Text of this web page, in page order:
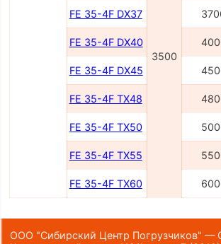
3500
FE 35-4F DX37
FE 35-4F DX40
FE 35-4F DX45
FE 35-4F TX48
FE 35-4F TX50
FE 35-4F TX55
FE 35-4F TX60
ООО "Сибирский Центр Погрузчиков" —